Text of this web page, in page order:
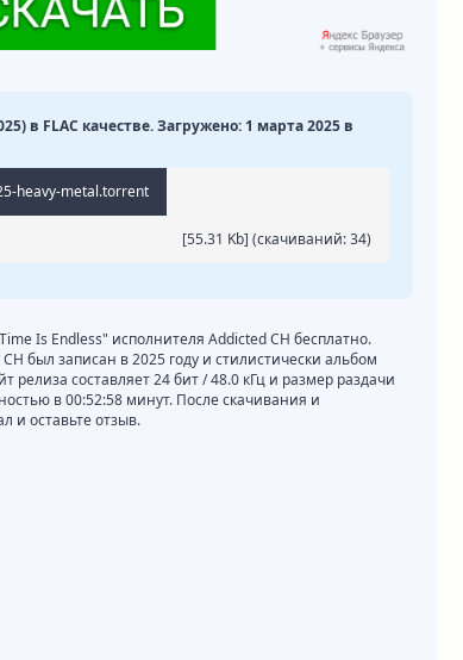
в FLAC качестве. Загружено: 1 марта 2025 в
heavy-metal.torrent
[55.31 Kb] (cкачиваний: 34)
Is Endless" исполнителя Addicted CH бесплатно.
был записан в 2025 году и стилистически альбом
релиза составляет 24 бит / 48.0 кГц и размер раздачи
в 00:52:58 минут. После скачивания и
и оставьте отзыв.